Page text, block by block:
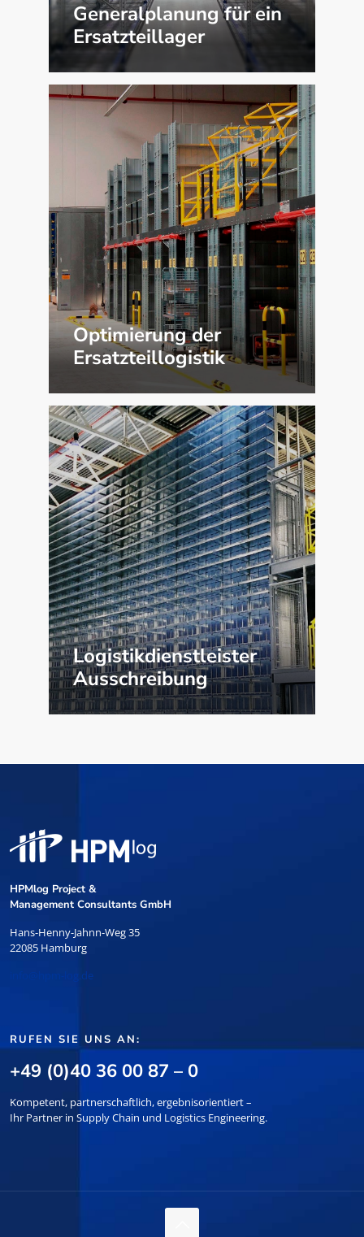
Generalplanung für ein
Ersatzteillager
Optimierung der
Ersatzteillogistik
Logistikdienstleister
Ausschreibung
HPMlog Project &
Management Consultants GmbH
Hans-Henny-Jahnn-Weg 35
22085 Hamburg
info@hpm-log.de
RUFEN SIE UNS AN:
+49 (0)40 36 00 87 – 0
Kompetent, partnerschaftlich, ergebnisorientiert –
Ihr Partner in Supply Chain und Logistics Engineering.